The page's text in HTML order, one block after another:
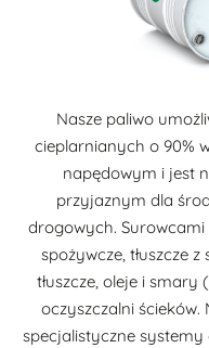
Nasze paliwo
cieplarnianych o 90%
napędowym i jest
przyjaznym dla
drogowych. Surowcami
spożywcze, tłuszcze
tłuszcze, oleje i smary
oczyszczalni
specjalistyczne